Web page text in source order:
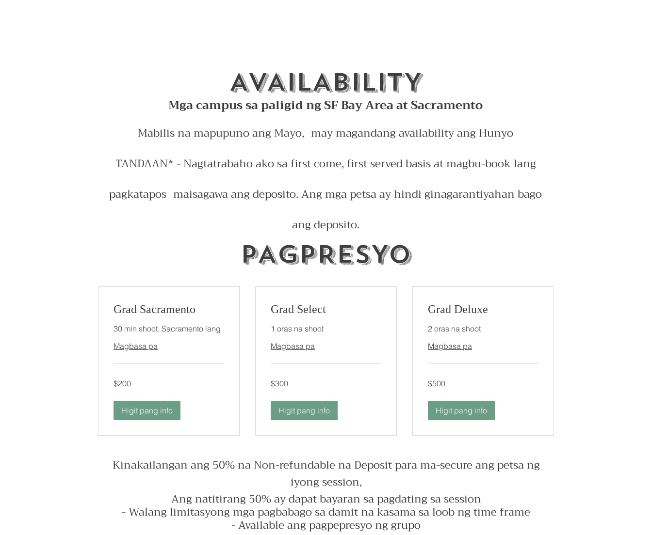
AVAILABILITY
Mga campus sa paligid ng SF Bay Area at Sacramento
Mabilis na mapupuno ang Mayo, may magandang availability ang Hunyo
TANDAAN* - Nagtatrabaho ako sa first come, first served basis at magbu-book lang
pagkatapos maisagawa ang deposito. Ang mga petsa ay hindi ginagarantiyahan bago
ang deposito.
Grad Sacramento
30 min shoot, Sacramento lang
Magbasa pa
dolyar
ng
$200
Higit pang info
Grad Select
1 oras na shoot
Magbasa pa
dolyar
ng
$300
Higit pang info
Grad Deluxe
2 oras na shoot
Magbasa pa
dolyar
ng
$500
Higit pang info
Kinakailangan ang 50% na Non-refundable na Deposit para ma-secure ang petsa ng
iyong session,
Ang natitirang 50% ay dapat bayaran sa pagdating sa session
- Walang limitasyong mga pagbabago sa damit na kasama sa loob ng time frame
- Available ang pagpepresyo ng grupo
PAGPRESYO